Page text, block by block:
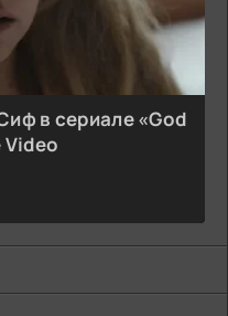
в сериале «God
Video